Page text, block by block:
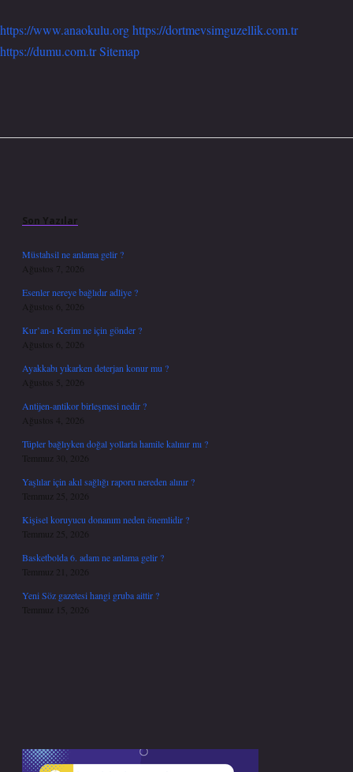
https://www.anaokulu.orghttps://dortmevsimguzellik.com.tr
https://dumu.com.trSitemap
Son Yazılar
Müstahsil ne anlama gelir ?
Ağustos 7, 2026
Esenler nereye bağlıdır adliye ?
Ağustos 6, 2026
Kur’an-ı Kerim ne için gönder ?
Ağustos 6, 2026
Ayakkabı yıkarken deterjan konur mu ?
Ağustos 5, 2026
Antijen-antikor birleşmesi nedir ?
Ağustos 4, 2026
Tüpler bağlıyken doğal yollarla hamile kalınır mı ?
Temmuz 30, 2026
Yaşlılar için akıl sağlığı raporu nereden alınır ?
Temmuz 25, 2026
Kişisel koruyucu donanım neden önemlidir ?
Temmuz 25, 2026
Basketbolda 6. adam ne anlama gelir ?
Temmuz 21, 2026
Yeni Söz gazetesi hangi gruba aittir ?
Temmuz 15, 2026